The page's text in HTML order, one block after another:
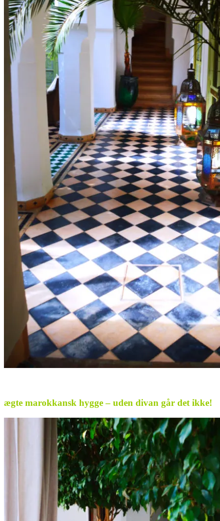
ægte marokkansk hygge – uden divan går det ikke!